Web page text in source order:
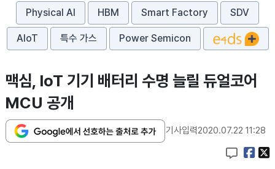
Physical AI HBM Smart Factory SDV
AIoT 특수 가스 Power Semicon
맥심, IoT 기기 배터리 수명 늘릴 듀얼코어
MCU 공개
기사입력2020.07.22 11:28